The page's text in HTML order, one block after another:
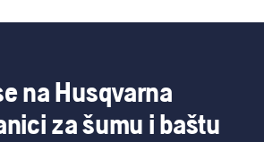
na Husqvarna
za šumu i baštu